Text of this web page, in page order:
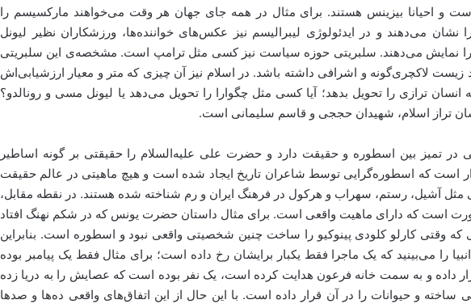
و احیانا بیزینس هستند. برای مثال در همه جای جهان هر وقت می‌خواهند مارکسیسم را
می‌دهند و در ایدئولوژی لیبرالیسم نیز عکس‌های خواننده‌ها، ورزشکاران نظیر لیونل
نمایش می‌دهند. سلبریتی حوزه سیاست نیز کسی مثل ترامپ است. مشخصه‌ی این سلبریتی
لاکچری‌گونه و اشرافی داشته باشد. در اسلام نیز آن چیزی که متر و معیار ارزشیابی‌اش
ترازی را تحویل بدهد؛ آیا کسی مثل چگوارا را تحویل می‌دهد یا لیونل مسی و رونالدو؟
تراز اسلام، شهیدان حججی و قاسم سلیمانی است.
در تمیز بین اسطوره و حقیقت دارد و حضرت علی علیه‌السلام را حقیقتی بر گونه اساطیر
است که اسطوره‌گرایی توسط شاعران تاریخ ایجاد شده است و هیچ ماهیتی در عالم حقیقت
مثل آشیل، رستم، سهراب و هرکول در فرهنگ ایران و رم شناخته شده هستند. در نقطه مقابل،
است که دارای ماهیت واقعی است. برای مثال داستان حضرت یونس که در شکم نهنگ افتاد
وقتی کارلو کلودی پینوکیو را ساخت چنین شخصیتی واقعی نبود و اسطوره‌ است. بنابراین
را می‌بینید که یک ماجرا فقط یکبار برایشان رخ داده است؛ برای مثال فقط یک پیامبر بوده
داده و به سمت خانه فرعون هدایت کرده است، یک نفر بوده است که عصایش را به دریا زده
و حیوانات را در آن قرار داده است. با این حال از این اتفاق‌های واقعی ده‌ها و صدها